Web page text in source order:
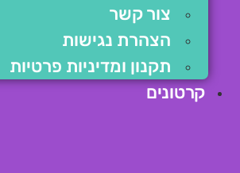
צור קשר
הצהרת נגישות
תקנון ומדיניות פרטיות
קרטונים